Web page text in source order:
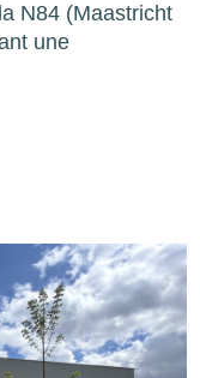
N84 (Maastricht
une